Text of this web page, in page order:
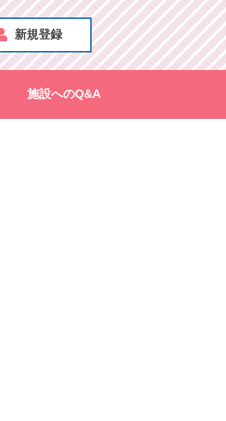
新規登録
施設へのQ&A